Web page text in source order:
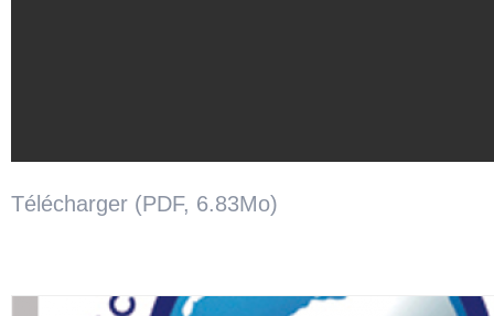
Télécharger (PDF, 6.83Mo)